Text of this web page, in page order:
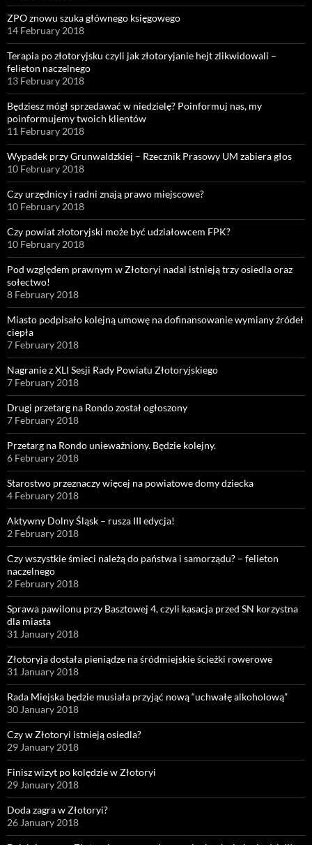
ZPO znowu szuka głównego księgowego
14 February 2018
Terapia po złotoryjsku czyli jak złotoryjanie hejt zlikwidowali –
felieton naczelnego
13 February 2018
Będziesz mógł sprzedawać w niedzielę? Poinformuj nas, my
poinformujemy twoich klientów
11 February 2018
Wypadek przy Grunwaldzkiej – Rzecznik Prasowy UM zabiera głos
10 February 2018
Czy urzędnicy i radni znają prawo miejscowe?
10 February 2018
Czy powiat złotoryjski może być udziałowcem FPK?
10 February 2018
Pod względem prawnym w Złotoryi nadal istnieją trzy osiedla oraz
sołectwo!
8 February 2018
Miasto podpisało kolejną umowę na dofinansowanie wymiany źródeł
ciepła
7 February 2018
Nagranie z XLI Sesji Rady Powiatu Złotoryjskiego
7 February 2018
Drugi przetarg na Rondo został ogłoszony
7 February 2018
Przetarg na Rondo unieważniony. Będzie kolejny.
6 February 2018
Starostwo przeznaczy więcej na powiatowe domy dziecka
4 February 2018
Aktywny Dolny Śląsk – rusza III edycja!
2 February 2018
Czy wszystkie śmieci należą do państwa i samorządu? – felieton
naczelnego
2 February 2018
Sprawa pawilonu przy Basztowej 4, czyli kasacja przed SN korzystna
dla miasta
31 January 2018
Złotoryja dostała pieniądze na śródmiejskie ścieżki rowerowe
31 January 2018
Rada Miejska będzie musiała przyjąć nową “uchwałę alkoholową”
30 January 2018
Czy w Złotoryi istnieją osiedla?
29 January 2018
Finisz wizyt po kolędzie w Złotoryi
29 January 2018
Doda zagra w Złotoryi?
26 January 2018